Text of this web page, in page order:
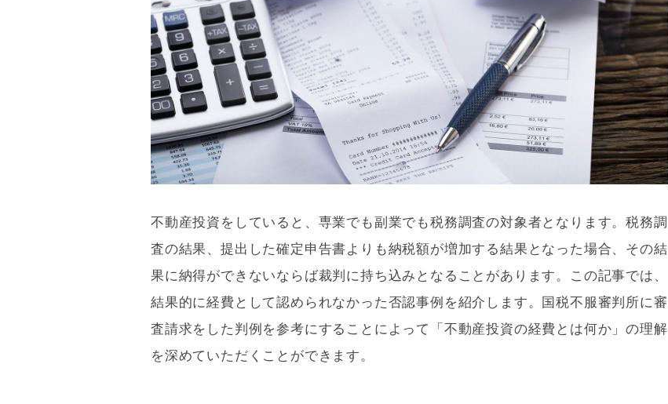
不動産投資をしていると、専業でも副業でも税務調査の対象者となります。税務調
査の結果、提出した確定申告書よりも納税額が増加する結果となった場合、その結
果に納得ができないならば裁判に持ち込みとなることがあります。この記事では、
結果的に経費として認められなかった否認事例を紹介します。国税不服審判所に審
査請求をした判例を参考にすることによって「不動産投資の経費とは何か」の理解
を深めていただくことができます。